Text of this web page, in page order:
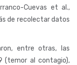
Cuevas et al.,
de recolectar datos
entre otras, las
(temor al contagio),